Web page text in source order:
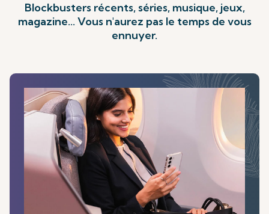
Blockbusters récents, séries, musique, jeux,
magazine... Vous n'aurez pas le temps de vous
ennuyer.